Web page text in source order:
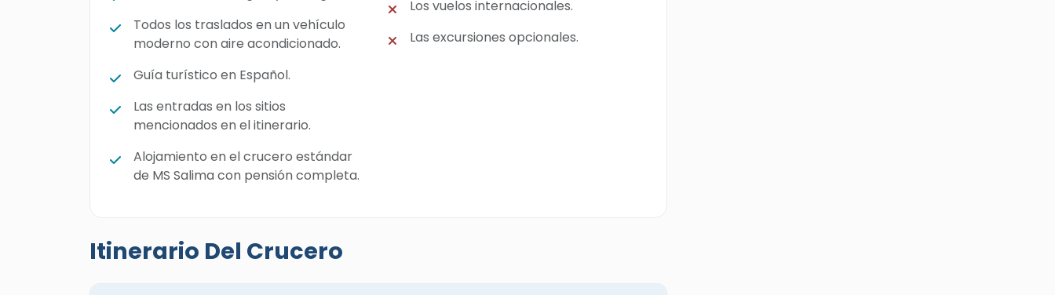
Todos los traslados en un vehículo
moderno con aire acondicionado.
Guía turístico en Español.
Las entradas en los sitios
mencionados en el itinerario.
Alojamiento en el crucero estándar
de MS Salima con pensión completa.
Los vuelos internacionales.
Las excursiones opcionales.
Itinerario Del Crucero